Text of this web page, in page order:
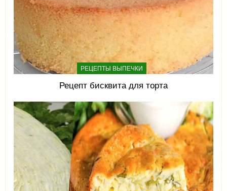
РЕЦЕПТЫ ВЫПЕЧКИ
Рецепт бисквита для торта